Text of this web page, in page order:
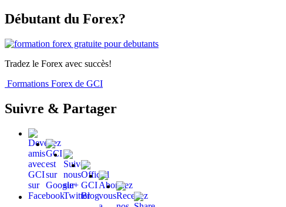
Débutant du Forex?
Tradez le Forex avec succès!
Formations Forex de GCI
Suivre & Partager